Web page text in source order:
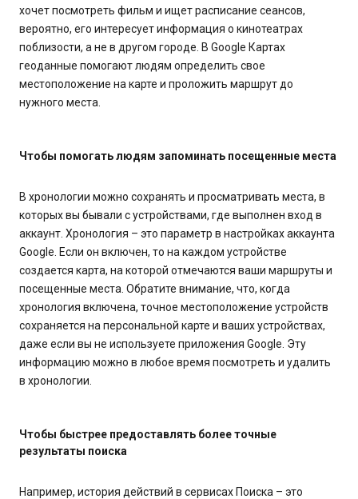
хочет посмотреть фильм и ищет расписание сеансов,
вероятно, его интересует информация о кинотеатрах
поблизости, а не в другом городе. В Google Картах
геоданные помогают людям определить свое
местоположение на карте и проложить маршрут до
нужного места.
Чтобы помогать людям запоминать посещенные места
В хронологии можно сохранять и просматривать места, в
которых вы бывали с устройствами, где выполнен вход в
аккаунт. Хронология – это параметр в настройках аккаунта
Google. Если он включен, то на каждом устройстве
создается карта, на которой отмечаются ваши маршруты и
посещенные места. Обратите внимание, что, когда
хронология включена, точное местоположение устройств
сохраняется на персональной карте и ваших устройствах,
даже если вы не используете приложения Google. Эту
информацию можно в любое время посмотреть и удалить
в хронологии.
Чтобы быстрее предоставлять более точные
результаты поиска
Например, история действий в сервисах Поиска – это